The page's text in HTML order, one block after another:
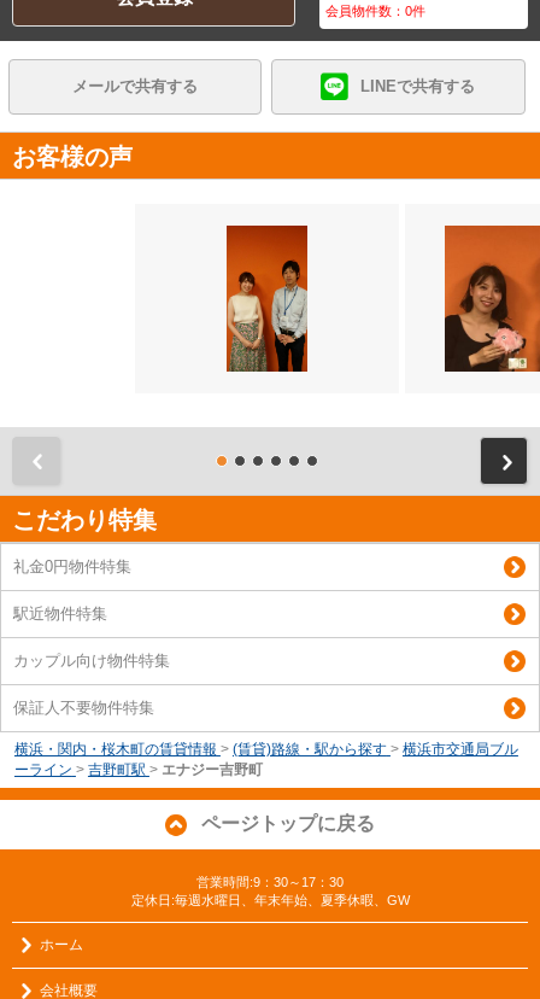
会員物件数：0件
メールで共有する LINEで共有する
お客様の声
こだわり特集
礼金0円物件特集
駅近物件特集
カップル向け物件特集
保証人不要物件特集
横浜・関内・桜木町の賃貸情報 > (賃貸)路線・駅から探す > 横浜市交通局ブル
ーライン > 吉野町駅 > エナジー吉野町
ページトップに戻る
営業時間:9：30～17：30
定休日:毎週水曜日、年末年始、夏季休暇、GW
ホーム
会社概要